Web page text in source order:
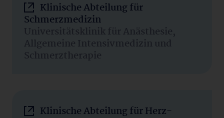
Klinische Abteilung für
Schmerzmedizin
Universitätsklinik für Anästhesie,
Allgemeine Intensivmedizin und
Schmerztherapie
Klinische Abteilung für Herz-